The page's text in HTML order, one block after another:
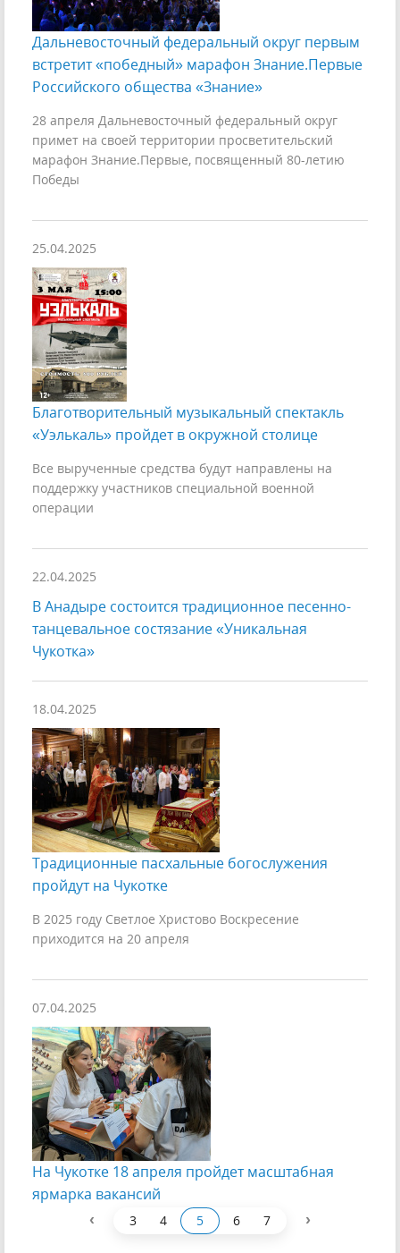
Дальневосточный федеральный округ первым
встретит «победный» марафон Знание.Первые
Российского общества «Знание»
28 апреля Дальневосточный федеральный округ
примет на своей территории просветительский
марафон Знание.Первые, посвященный 80-летию
Победы
25.04.2025
Благотворительный музыкальный спектакль
«Уэлькаль» пройдет в окружной столице
Все вырученные средства будут направлены на
поддержку участников специальной военной
операции
22.04.2025
В Анадыре состоится традиционное песенно-
танцевальное состязание «Уникальная
Чукотка»
18.04.2025
Традиционные пасхальные богослужения
пройдут на Чукотке
В 2025 году Светлое Христово Воскресение
приходится на 20 апреля
07.04.2025
На Чукотке 18 апреля пройдет масштабная
ярмарка вакансий
‹ 3 4 5 6 7 ›